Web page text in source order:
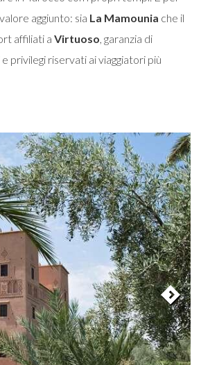
aggiunto: sia La Mamounia che il
affiliati a Virtuoso, garanzia di
privilegi riservati ai viaggiatori più